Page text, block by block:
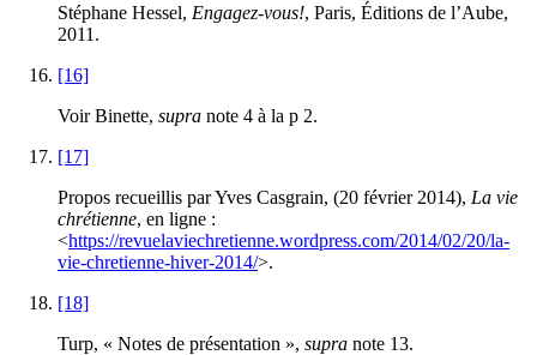
Stéphane Hessel, Engagez-vous!, Paris, Éditions de l’Aube,
2011.
[16]
Voir Binette, supra note 4 à la p 2.
[17]
Propos recueillis par Yves Casgrain, (20 février 2014), La vie
chrétienne, en ligne :
<https://revuelaviechretienne.wordpress.com/2014/02/20/la-
vie-chretienne-hiver-2014/>.
[18]
Turp, « Notes de présentation », supra note 13.